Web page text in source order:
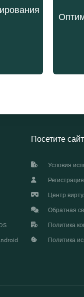
Посетите сайт
Условия
Центр
Обратная
Политика
Политика